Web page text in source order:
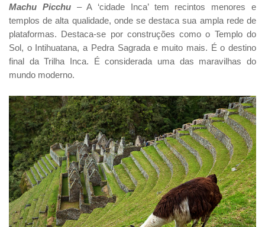
Machu Picchu– A ‘cidade Inca’ tem recintos menores e
templos de alta qualidade, onde se destaca sua ampla rede de
plataformas. Destaca-se por construções como o Templo do
Sol, o Intihuatana, a Pedra Sagrada e muito mais. É o destino
final da Trilha Inca. É considerada uma das maravilhas do
mundo moderno.